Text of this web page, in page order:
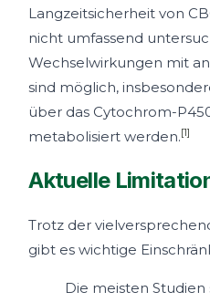
Langzeitsicherheit von
nicht umfassend
Wechselwirkungen mit
sind möglich,
über das Cytochrom-
metabolisiert werden.[1]
Aktuelle
Trotz der
gibt es wichtige
Die meisten